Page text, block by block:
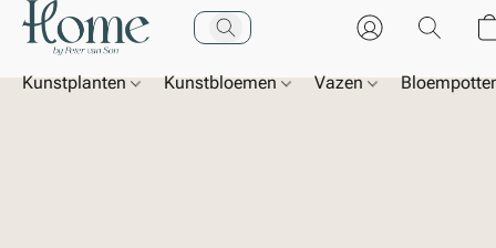
Kunstplanten Kunstbloemen Vazen